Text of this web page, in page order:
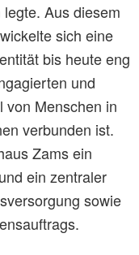
Aus diesem
sich eine
bis heute eng
und
von Menschen in
verbunden ist.
Zams ein
ein zentraler
sowie